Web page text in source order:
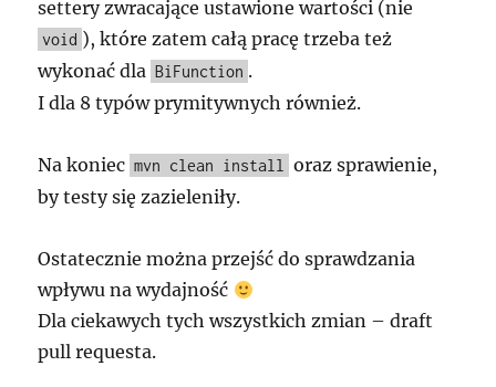
settery zwracające ustawione wartości (nie
void ), które zatem całą pracę trzeba też
wykonać dla BiFunction .
I dla 8 typów prymitywnych również.
Na koniec mvn clean install
oraz sprawienie,
by testy się zazieleniły.
Ostatecznie można przejść do sprawdzania
wpływu na wydajność
Dla ciekawych tych wszystkich zmian – draft
pull requesta.